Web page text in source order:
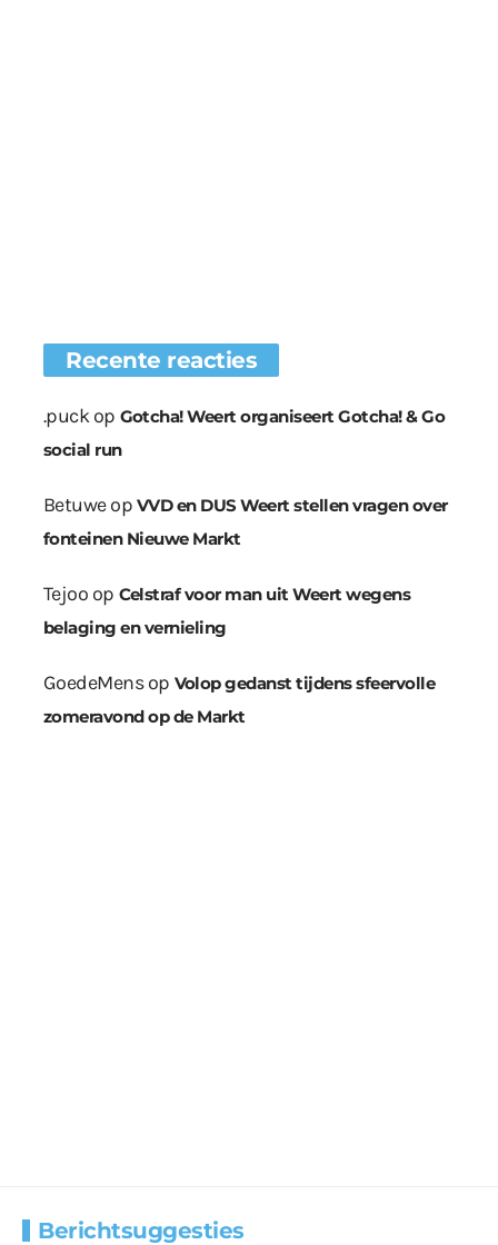
Recente reacties
.puckop Gotcha! Weert organiseert Gotcha! & Go
social run
Betuweop VVD en DUS Weert stellen vragen over
fonteinen Nieuwe Markt
Tejoo op Celstraf voor man uit Weert wegens
belaging en vernieling
GoedeMensop Volop gedanst tijdens sfeervolle
zomeravond op de Markt
Berichtsuggesties